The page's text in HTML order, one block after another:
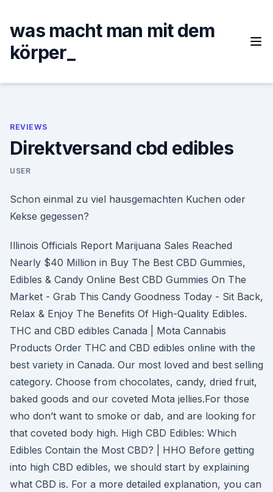
content
was macht man mit dem
körper_
REVIEWS
Direktversand cbd edibles
USER
Schon einmal zu viel hausgemachten Kuchen oder
Kekse gegessen?
Illinois Officials Report Marijuana Sales Reached
Nearly $40 Million in Buy The Best CBD Gummies,
Edibles & Candy Online Best CBD Gummies On The
Market - Grab This Candy Goodness Today - Sit Back,
Relax & Enjoy The Benefits Of High-Quality Edibles.
THC and CBD edibles Canada | Mota Cannabis
Products Order THC and CBD edibles online with the
best variety in Canada. Our most loved and best selling
category. Choose from chocolates, candy, dried fruit,
baked goods and our coveted Mota jellies.For those
who don’t want to smoke or dab, and are looking for
that coveted body high. High CBD Edibles: Which
Edibles Contain the Most CBD? | HHO Before getting
into high CBD edibles, we should start by explaining
what CBD is. For a more detailed explanation, you can